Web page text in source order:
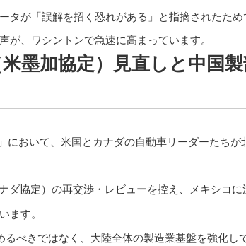
タが「誤解を招く恐れがある」と指摘されたため
、ワシントンで急速に高まっています。
墨加協定）見直しと中国
において、米国とカナダの自動車リーダーたちが
ダ協定）の再交渉・レビューを控え、メキシコに
ます。
べきではなく、大陸全体の製造業基盤を強化し